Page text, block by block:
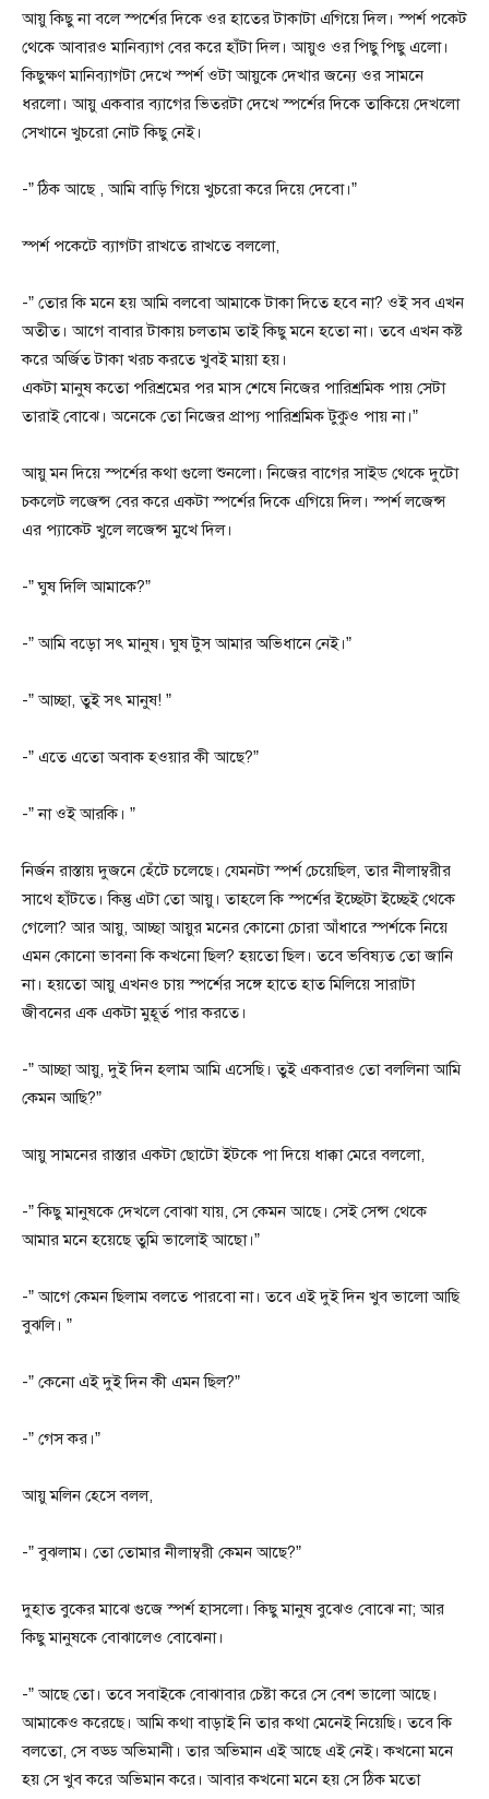
আয়ু কিছু না বলে স্পর্শের দিকে ওর হাতের টাকাটা এগিয়ে দিল। স্পর্শ পকেট
থেকে আবারও মানিব্যাগ বের করে হাঁটা দিল। আয়ুও ওর পিছু পিছু এলো।
কিছুক্ষণ মানিব্যাগটা দেখে স্পর্শ ওটা আয়ুকে দেখার জন্যে ওর সামনে
ধরলো। আয়ু একবার ব্যাগের ভিতরটা দেখে স্পর্শের দিকে তাকিয়ে দেখলো
সেখানে খুচরো নোট কিছু নেই।
-” ঠিক আছে , আমি বাড়ি গিয়ে খুচরো করে দিয়ে দেবো।”
স্পর্শ পকেটে ব্যাগটা রাখতে রাখতে বললো,
-” তোর কি মনে হয় আমি বলবো আমাকে টাকা দিতে হবে না? ওই সব এখন
অতীত। আগে বাবার টাকায় চলতাম তাই কিছু মনে হতো না। তবে এখন কষ্ট
করে অর্জিত টাকা খরচ করতে খুবই মায়া হয়।
একটা মানুষ কতো পরিশ্রমের পর মাস শেষে নিজের পারিশ্রমিক পায় সেটা
তারাই বোঝে। অনেকে তো নিজের প্রাপ্য পারিশ্রমিক টুকুও পায় না।”
আয়ু মন দিয়ে স্পর্শের কথা গুলো শুনলো। নিজের বাগের সাইড থেকে দুটো
চকলেট লজেন্স বের করে একটা স্পর্শের দিকে এগিয়ে দিল। স্পর্শ লজেন্স
এর প্যাকেট খুলে লজেন্স মুখে দিল।
-” ঘুষ দিলি আমাকে?”
-” আমি বড়ো সৎ মানুষ। ঘুষ টুস আমার অভিধানে নেই।”
-” আচ্ছা, তুই সৎ মানুষ! ”
-” এতে এতো অবাক হওয়ার কী আছে?”
-” না ওই আরকি। ”
নির্জন রাস্তায় দুজনে হেঁটে চলেছে। যেমনটা স্পর্শ চেয়েছিল, তার নীলাম্বরীর
সাথে হাঁটতে। কিন্তু এটা তো আয়ু। তাহলে কি স্পর্শের ইচ্ছেটা ইচ্ছেই থেকে
গেলো? আর আয়ু, আচ্ছা আয়ুর মনের কোনো চোরা আঁধারে স্পর্শকে নিয়ে
এমন কোনো ভাবনা কি কখনো ছিল? হয়তো ছিল। তবে ভবিষ্যত তো জানি
না। হয়তো আয়ু এখনও চায় স্পর্শের সঙ্গে হাতে হাত মিলিয়ে সারাটা
জীবনের এক একটা মুহূর্ত পার করতে।
-” আচ্ছা আয়ু, দুই দিন হলাম আমি এসেছি। তুই একবারও তো বললিনা আমি
কেমন আছি?”
আয়ু সামনের রাস্তার একটা ছোটো ইটকে পা দিয়ে ধাক্কা মেরে বললো,
-” কিছু মানুষকে দেখলে বোঝা যায়, সে কেমন আছে। সেই সেন্স থেকে
আমার মনে হয়েছে তুমি ভালোই আছো।”
-” আগে কেমন ছিলাম বলতে পারবো না। তবে এই দুই দিন খুব ভালো আছি
বুঝলি। ”
-” কেনো এই দুই দিন কী এমন ছিল?”
-” গেস কর।”
আয়ু মলিন হেসে বলল,
-” বুঝলাম। তো তোমার নীলাম্বরী কেমন আছে?”
দুহাত বুকের মাঝে গুজে স্পর্শ হাসলো। কিছু মানুষ বুঝেও বোঝে না; আর
কিছু মানুষকে বোঝালেও বোঝেনা।
-” আছে তো। তবে সবাইকে বোঝাবার চেষ্টা করে সে বেশ ভালো আছে।
আমাকেও করেছে। আমি কথা বাড়াই নি তার কথা মেনেই নিয়েছি। তবে কি
বলতো, সে বড্ড অভিমানী। তার অভিমান এই আছে এই নেই। কখনো মনে
হয় সে খুব করে অভিমান করে। আবার কখনো মনে হয় সে ঠিক মতো